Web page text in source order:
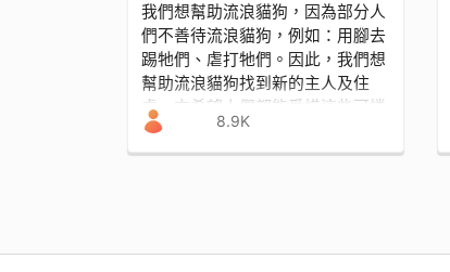
我們想幫助流浪貓狗，因為部分人
們不善待流浪貓狗，例如：用腳去
踢牠們、虐打牠們。因此，我們想
幫助流浪貓狗找到新的主人及住
處，亦希望人們都能愛惜這些可憐
的流浪貓狗。
8.9K